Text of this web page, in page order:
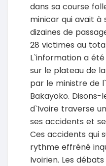
dans sa course
minicar qui avait à
dizaines de
28 victimes au
L`information a
sur le plateau de
par le ministre de
Bakayoko.
d`Ivoire traverse
ses accidents et
Ces accidents qui
rythme effréné
Ivoirien. Les